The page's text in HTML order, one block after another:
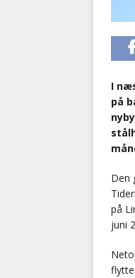
I
på
Den
på
juni